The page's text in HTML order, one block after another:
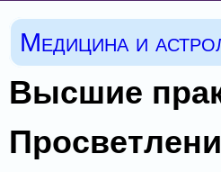
Медицина и
Высшие